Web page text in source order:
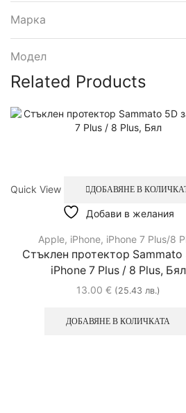
Марка
Модел
Related Products
Quick View ДОБАВЯНЕ В
Добави в желания
Apple, iPhone, iPhone 7 Plus/8
Стъклен протектор Sammato
iPhone 7 Plus / 8 Plus, Бял
13.00 € (25.43 лв.)
ДОБАВЯНЕ В КОЛИЧКАТА